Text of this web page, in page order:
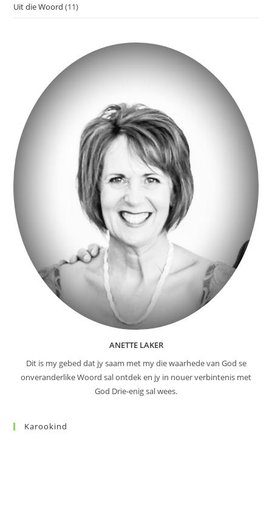
Uit die Woord (11)
ANETTE LAKER
Dit is my gebed dat jy saam met my die waarhede van God se
onveranderlike Woord sal ontdek en jy in nouer verbintenis met
God Drie-enig sal wees.
Karookind